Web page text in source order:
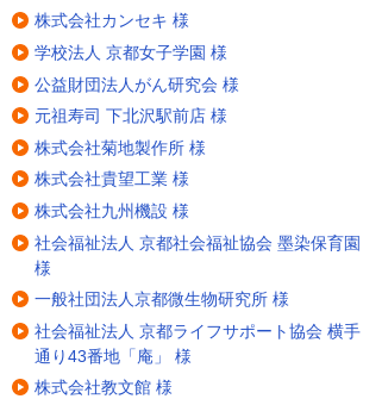
株式会社カンセキ 様
学校法人 京都女子学園 様
公益財団法人がん研究会 様
元祖寿司 下北沢駅前店 様
株式会社菊地製作所 様
株式会社貴望工業 様
株式会社九州機設 様
社会福祉法人 京都社会福祉協会 墨染保育園
様
一般社団法人京都微生物研究所 様
社会福祉法人 京都ライフサポート協会 横手
通り43番地「庵」 様
株式会社教文館 様